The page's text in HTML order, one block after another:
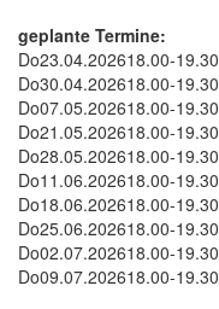
geplante Termine:
Do23.04.202618.00-19.30
Do30.04.202618.00-19.30
Do07.05.202618.00-19.30
Do21.05.202618.00-19.30
Do28.05.202618.00-19.30
Do11.06.202618.00-19.30
Do18.06.202618.00-19.30
Do25.06.202618.00-19.30
Do02.07.202618.00-19.30
Do09.07.202618.00-19.30